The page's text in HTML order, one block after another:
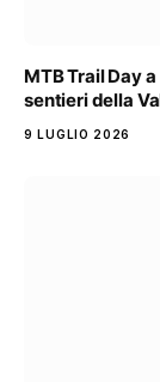
MTB Trail Day
sentieri della
9 LUGLIO 2026